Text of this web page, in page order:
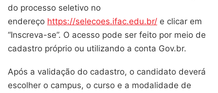
do processo seletivo no
endereço https://selecoes.ifac.edu.br/ e clicar em
“Inscreva-se”. O acesso pode ser feito por meio de
cadastro próprio ou utilizando a conta Gov.br.
Após a validação do cadastro, o candidato deverá
escolher o campus, o curso e a modalidade de